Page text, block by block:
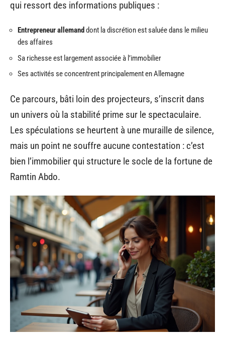
qui ressort des informations publiques :
Entrepreneur allemand dont la discrétion est saluée dans le milieu
des affaires
Sa richesse est largement associée à l’immobilier
Ses activités se concentrent principalement en Allemagne
Ce parcours, bâti loin des projecteurs, s’inscrit dans
un univers où la stabilité prime sur le spectaculaire.
Les spéculations se heurtent à une muraille de silence,
mais un point ne souffre aucune contestation : c’est
bien l’immobilier qui structure le socle de la fortune de
Ramtin Abdo.